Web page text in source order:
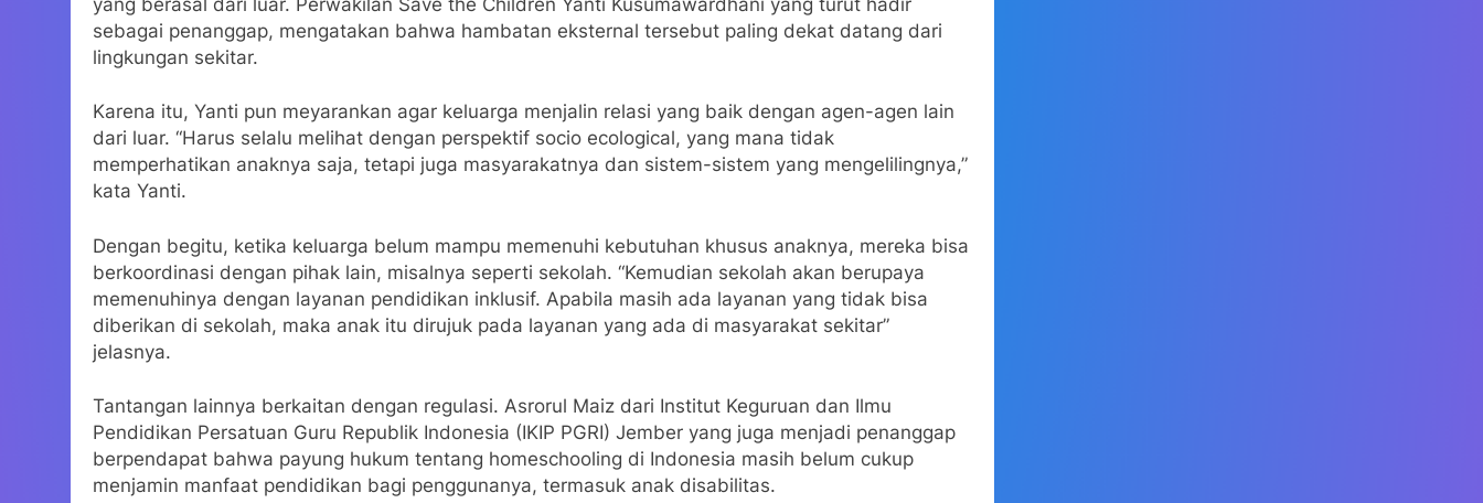
sebagai penanggap, mengatakan bahwa hambatan eksternal tersebut paling dekat datang dari
lingkungan sekitar.
Karena itu, Yanti pun meyarankan agar keluarga menjalin relasi yang baik dengan agen-agen lain
dari luar. “Harus selalu melihat dengan perspektif socio ecological, yang mana tidak
memperhatikan anaknya saja, tetapi juga masyarakatnya dan sistem-sistem yang mengelilingnya,”
kata Yanti.
Dengan begitu, ketika keluarga belum mampu memenuhi kebutuhan khusus anaknya, mereka bisa
berkoordinasi dengan pihak lain, misalnya seperti sekolah. “Kemudian sekolah akan berupaya
memenuhinya dengan layanan pendidikan inklusif. Apabila masih ada layanan yang tidak bisa
diberikan di sekolah, maka anak itu dirujuk pada layanan yang ada di masyarakat sekitar”
jelasnya.
Tantangan lainnya berkaitan dengan regulasi. Asrorul Maiz dari Institut Keguruan dan Ilmu
Pendidikan Persatuan Guru Republik Indonesia (IKIP PGRI) Jember yang juga menjadi penanggap
berpendapat bahwa payung hukum tentang homeschooling di Indonesia masih belum cukup
menjamin manfaat pendidikan bagi penggunanya, termasuk anak disabilitas.